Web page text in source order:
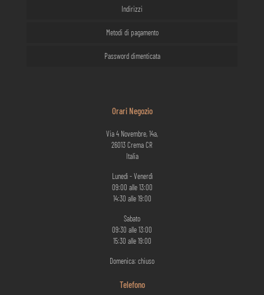
Indirizzi
Metodi di pagamento
Password dimenticata
Orari Negozio
Via 4 Novembre, 14a,
26013 Crema CR
Italia
Lunedì - Venerdì
09:00 alle 13:00
14:30 alle 19:00
Sabato
09:30 alle 13:00
15:30 alle 19:00
Domenica: chiuso
Telefono